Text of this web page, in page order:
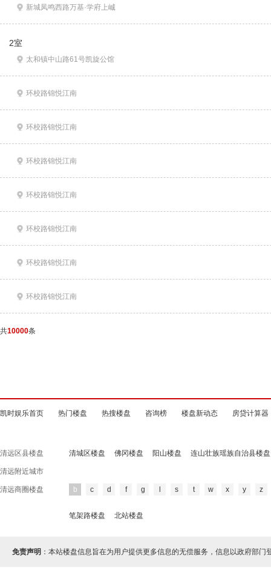
新城凤鸣西路万基·学府上峸
2室
太和镇中山路61号凯旋公馆
环校路锦悦江南
环校路锦悦江南
环校路锦悦江南
环校路锦悦江南
环校路锦悦江南
环校路锦悦江南
环校路锦悦江南
共10000条
凯时娱乐首页 热门楼盘 热搜楼盘 咨询榜 楼盘新动态 房贷计算器
清远区县楼盘 清城区楼盘 佛冈楼盘 阳山楼盘 连山壮族瑶族自治县楼盘
清远附近城市
清远商圈楼盘 b c d f g s t w x y z
笔架路楼盘 北站楼盘
免责声明 ：本站楼盘信息旨在为用户提供更多信息的无偿服务，信息以政府部门